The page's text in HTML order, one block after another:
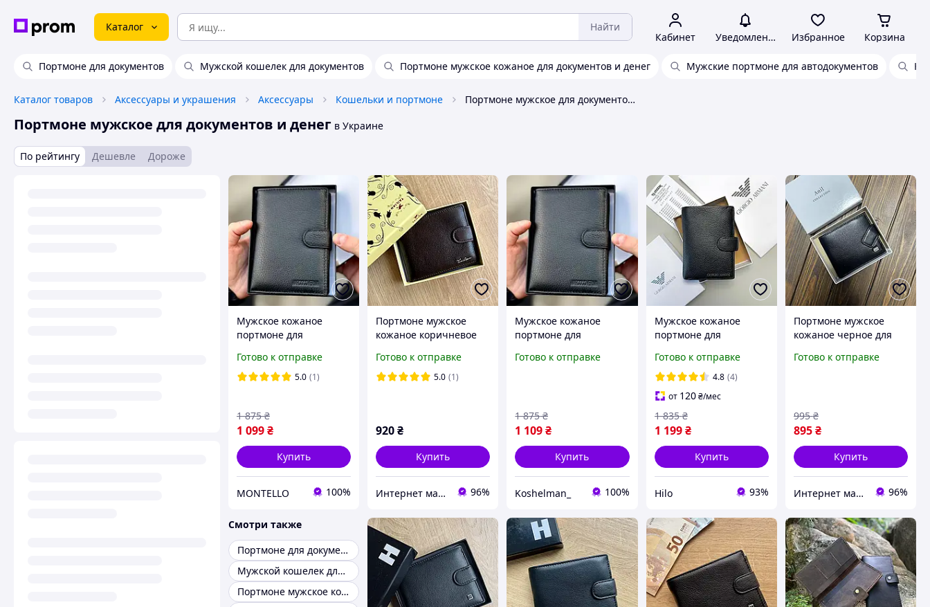
Каталог Найти
Кабинет Уведомления Избранное Корзина
Портмоне для документов Мужской кошелек для документов Портмоне мужское кожаное для документов и денег Мужские портмоне для автодокументов
Каталог товаров Аксессуары и украшения Аксессуары Кошельки и портмоне Портмоне мужское для документов и денег
Портмоне мужское для документов и денег в Украине
По рейтингу Дешевле Дороже
Мужское кожаное
портмоне для
вертикальное, черное
Готово к отправке
5.0 (1)
1 099₴
1 875 ₴
Купить
MONTELLO 100%
Портмоне мужское
кожаное коричневое
документов, кошелек
мужской натуральная
Готово к отправке
5.0 (1)
920₴
Купить
Интернет магазин сумок и аксессуаров BarBags 96%
Мужское кожаное
портмоне для
вертикальное, черное
Готово к отправке
1 109₴
1 875 ₴
Купить
Koshelman_ 100%
Мужское кожаное
портмоне для
Giorgio Armani
вертикальный кошелек
тройного складывания
на кнопке
Готово к отправке
4.8 (4)
от 120 ₴/мес
1 199 ₴
1 835 ₴
Купить
Hilo 93%
Портмоне мужское
кожаное черное для
кошелек мужской
Готово к отправке
895₴
995 ₴
Купить
Интернет магазин сумок и аксессуаров BarBags 96%
Смотри также
Портмоне для документов
Мужской кошелек для документов
Портмоне мужское кожаное для документов и денег